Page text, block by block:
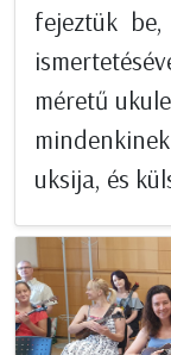
fejeztük
méretű
uksija, és